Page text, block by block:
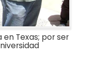
Texas; por ser